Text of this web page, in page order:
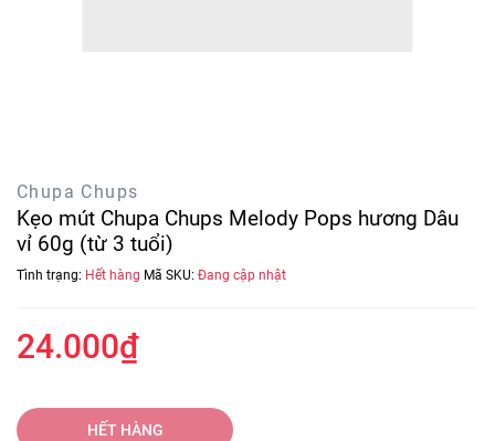
Chupa Chups
Kẹo mút Chupa Chups Melody Pops hương Dâu
vỉ 60g (từ 3 tuổi)
Tình trạng: Hết hàng Mã SKU: Đang cập nhật
24.000₫
HẾT HÀNG